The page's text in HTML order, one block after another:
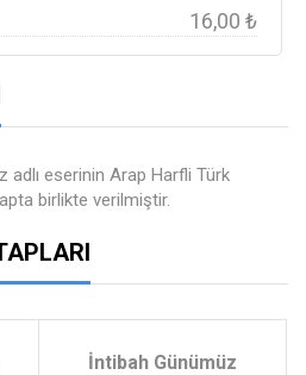
16,00 ₺
adlı eserinin Arap Harfli Türk
birlikte verilmiştir.
İntibah Günümüz